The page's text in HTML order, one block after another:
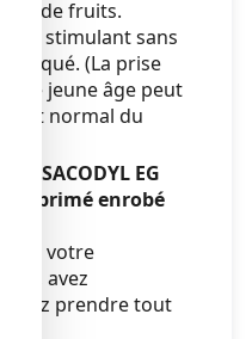
jus de fruits.
stimulant sans
indiqué. (La prise
le jeune âge peut
normal du
BISACODYL EG
comprimé enrobé
ou votre
avez
prendre tout